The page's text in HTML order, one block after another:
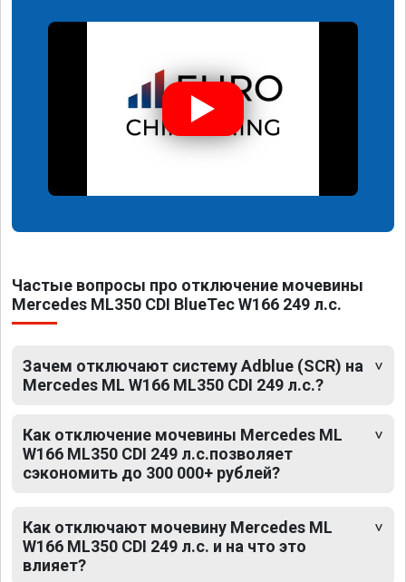
Частые вопросы про отключение мочевины
Mercedes ML350 CDI BlueTec W166 249 л.с.
Зачем отключают систему Adblue (SCR) на
Mercedes ML W166 ML350 CDI 249 л.с.?
Как отключение мочевины Mercedes ML
W166 ML350 CDI 249 л.с.позволяет
сэкономить до 300 000+ рублей?
Как отключают мочевину Mercedes ML
W166 ML350 CDI 249 л.с. и на что это
влияет?